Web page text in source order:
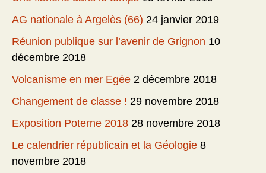
AG nationale à Argelès (66) 24 janvier 2019
Réunion publique sur l’avenir de Grignon 10
décembre 2018
Volcanisme en mer Egée 2 décembre 2018
Changement de classe ! 29 novembre 2018
Exposition Poterne 2018 28 novembre 2018
Le calendrier républicain et la Géologie 8
novembre 2018